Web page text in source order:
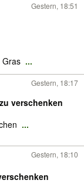
Gestern, 18:51
Gras ...
Gestern, 18:17
zu verschenken
...
Gestern, 18:10
zu verschenken